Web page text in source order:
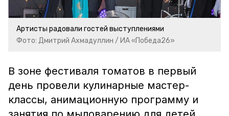
Артисты радовали гостей выступлениями
Фото: Дмитрий Ахмадуллин / ИА «Победа26»
В зоне фестиваля томатов в первый
день провели кулинарные мастер-
классы, анимационную программу и